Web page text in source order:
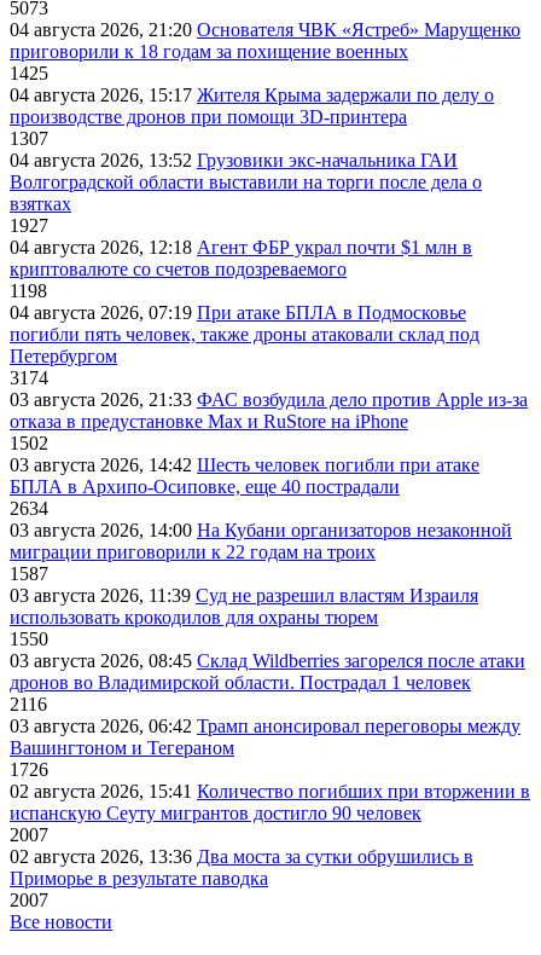
5073
04 августа 2026, 21:20 Основателя ЧВК «Ястреб» Марущенко
приговорили к 18 годам за похищение военных
1425
04 августа 2026, 15:17 Жителя Крыма задержали по делу о
производстве дронов при помощи 3D‑принтера
1307
04 августа 2026, 13:52 Грузовики экс-начальника ГАИ
Волгоградской области выставили на торги после дела о
взятках
1927
04 августа 2026, 12:18 Агент ФБР украл почти $1 млн в
криптовалюте со счетов подозреваемого
1198
04 августа 2026, 07:19 При атаке БПЛА в Подмосковье
погибли пять человек, также дроны атаковали склад под
Петербургом
3174
03 августа 2026, 21:33 ФАС возбудила дело против Apple из-за
отказа в предустановке Max и RuStore на iPhone
1502
03 августа 2026, 14:42 Шесть человек погибли при атаке
БПЛА в Архипо-Осиповке, еще 40 пострадали
2634
03 августа 2026, 14:00 На Кубани организаторов незаконной
миграции приговорили к 22 годам на троих
1587
03 августа 2026, 11:39 Суд не разрешил властям Израиля
использовать крокодилов для охраны тюрем
1550
03 августа 2026, 08:45 Склад Wildberries загорелся после атаки
дронов во Владимирской области. Пострадал 1 человек
2116
03 августа 2026, 06:42 Трамп анонсировал переговоры между
Вашингтоном и Тегераном
1726
02 августа 2026, 15:41 Количество погибших при вторжении в
испанскую Сеуту мигрантов достигло 90 человек
2007
02 августа 2026, 13:36 Два моста за сутки обрушились в
Приморье в результате паводка
2007
Все новости